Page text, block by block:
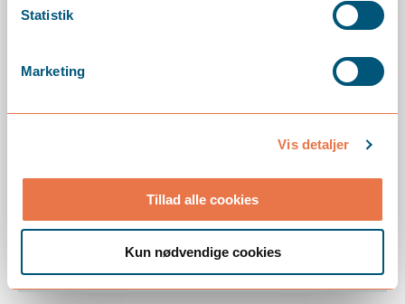
Statistik
Marketing
Vis detaljer
Tillad alle cookies
Kun nødvendige cookies
Hovedaktionærers
privatforbrug
LÆS MERE